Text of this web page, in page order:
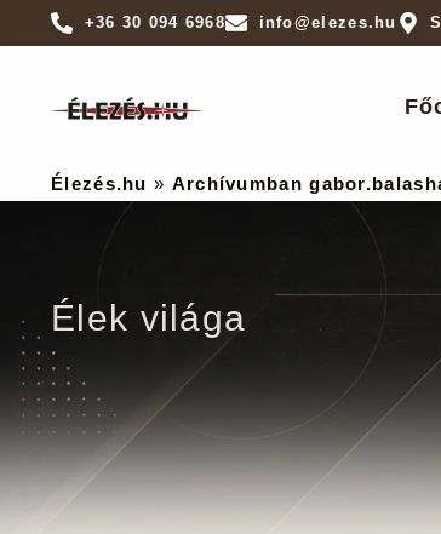
+36 30 094 6968 info@elezes.hu
Élezés.hu » Archívumban
Élek világa